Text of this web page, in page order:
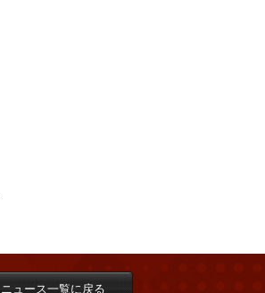
ニュース一覧に戻る